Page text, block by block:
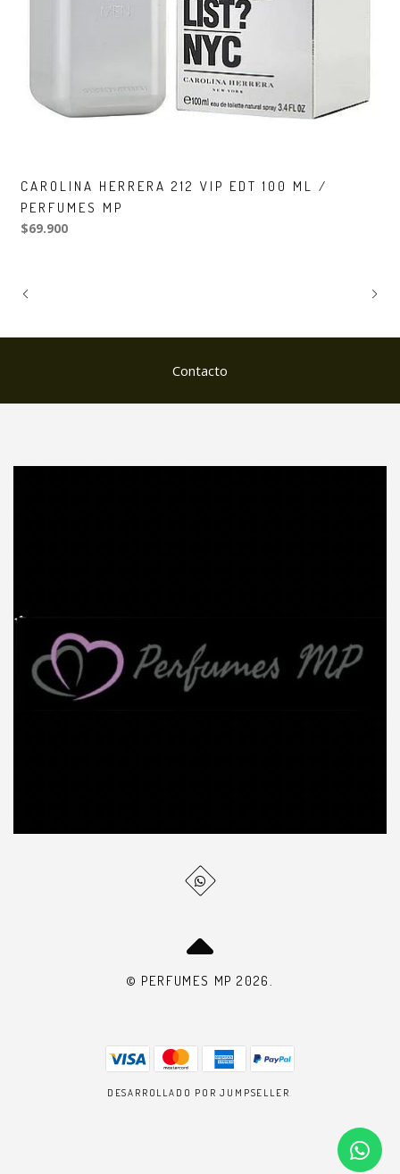
CAROLINA HERRERA 212 VIP EDT 100 ML /
PERFUMES MP
$69.900
Contacto
© PERFUMES MP 2026.
DESARROLLADO POR JUMPSELLER